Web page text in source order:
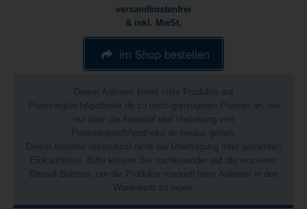
versandkostenfrei
& inkl. MwSt.
im Shop bestellen
Dieser Anbieter bietet viele Produkte auf
PreisvergleichApotheke.de zu noch günstigeren Preisen an, die
nur über die Auswahl und Verlinkung von
PreisvergleichApotheke.de heraus gelten.
Dieser Anbieter unterstützt nicht die Übertragung Ihrer gesamten
Einkaufsliste. Bitte klicken Sie nacheinander auf die einzelnen
Bestell-Buttons, um die Produkte manuell beim Anbieter in den
Warenkorb zu legen.